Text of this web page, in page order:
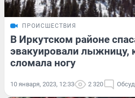
ПРОИСШЕСТВИЯ
В Иркутском районе
эвакуировали лыжницу,
сломала ногу
10 января, 2023, 12:33 2 320